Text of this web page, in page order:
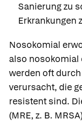
Sanierung zu
Erkrankungen
Nosokomial
also nosokomial
werden oft
verursacht, die
resistent sind.
(MRE, z. B.